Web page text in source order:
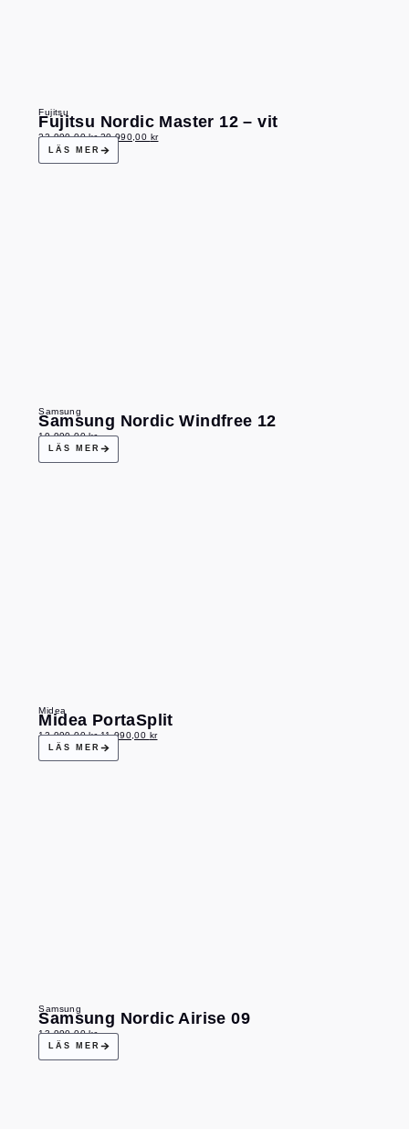
Fujitsu
Fujitsu Nordic Master 12 – vit
22 990,00kr 20 990,00 kr
LÄS MER
Samsung
Samsung Nordic Windfree 12
19 990,00kr
LÄS MER
Midea
Midea PortaSplit
12 990,00kr 11 990,00 kr
LÄS MER
Samsung
Samsung Nordic Airise 09
13 990,00kr
LÄS MER